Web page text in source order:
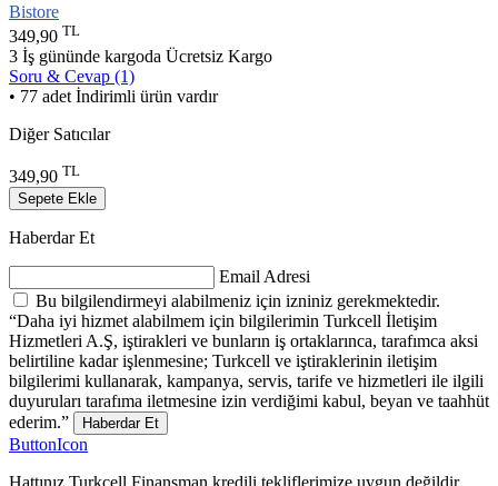
Bistore
349,90 TL
3 İş gününde kargoda Ücretsiz Kargo
Soru & Cevap (1)
• 77 adet İndirimli ürün vardır
Diğer Satıcılar
349,90 TL
Sepete Ekle
Haberdar Et
Email Adresi
Bu bilgilendirmeyi alabilmeniz için izniniz gerekmektedir.
“Daha iyi hizmet alabilmem için bilgilerimin Turkcell İletişim
Hizmetleri A.Ş, iştirakleri ve bunların iş ortaklarınca, tarafımca aksi
belirtiline kadar işlenmesine; Turkcell ve iştiraklerinin iletişim
bilgilerimi kullanarak, kampanya, servis, tarife ve hizmetleri ile ilgili
duyuruları tarafıma iletmesine izin verdiğimi kabul, beyan ve taahhüt
ederim.”
Haberdar Et
ButtonIcon